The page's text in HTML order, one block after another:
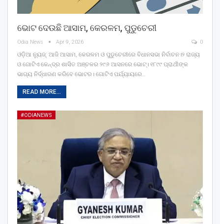
ଭୋଟ ଦେଉଛି ଆସାମ, କେରଳମ, ପୁଡୁଚେରୀ
Odia News Apr 9, 2026 0
ଓଡ଼ିଆ ନ୍ୟୁଜ୍: ଆଜି ଆସାମ, କେରଳମ ଓ ପୁଡୁଚେରୀରେ ବିଧାନସଭା ନିର୍ବାଚନ।୨ ରାଜ୍ୟ
ଓ ଗୋଟିଏ କେନ୍ଦ୍ର ଶାସିତ ଅଞ୍ଚଳର ୨୯୬ ଆସନରେ ଭୋଟ୍। ୧୮୯୯ ପ୍ରାର୍ଥୀଙ୍କ
ଭାଗ୍ୟ ନିର୍ଦ୍ଧାରଣ କରିବେ ଭୋଟର। ଗୋଟିଏ ପର୍ଯ୍ୟାୟରେ…
READ MORE...
#ODIANEWS